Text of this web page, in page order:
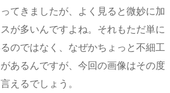
てきましたが、よく見ると微妙に加
が多いんですよね。それもただ単に
のではなく、なぜかちょっと不細工
あるんですが、今回の画像はその度
えるでしょう。